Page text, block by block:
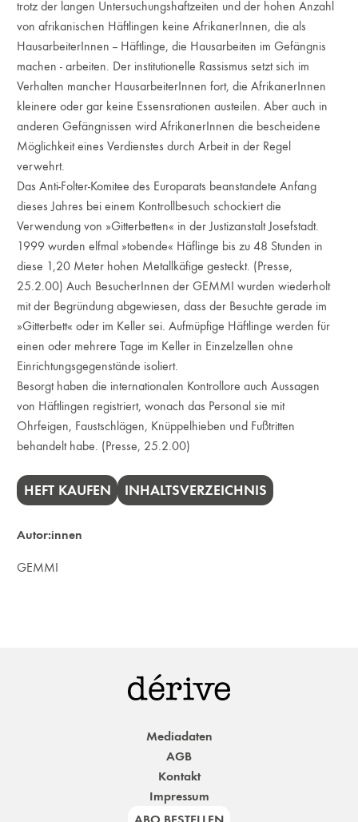
trotz der langen Untersuchungshaftzeiten und der hohen Anzahl
von afrikanischen Häftlingen keine AfrikanerInnen, die als
HausarbeiterInnen -- Häftlinge, die Hausarbeiten im Gefängnis
machen - arbeiten. Der institutionelle Rassismus setzt sich im
Verhalten mancher HausarbeiterInnen fort, die AfrikanerInnen
kleinere oder gar keine Essensrationen austeilen. Aber auch in
anderen Gefängnissen wird AfrikanerInnen die bescheidene
Möglichkeit eines Verdienstes durch Arbeit in der Regel
verwehrt.
Das Anti-Folter-Komitee des Europarats beanstandete Anfang
dieses Jahres bei einem Kontrollbesuch schockiert die
Verwendung von »Gitterbetten« in der Justizanstalt Josefstadt.
1999 wurden elfmal »tobende« Häflinge bis zu 48 Stunden in
diese 1,20 Meter hohen Metallkäfige gesteckt. (Presse,
25.2.00) Auch BesucherInnen der GEMMI wurden wiederholt
mit der Begründung abgewiesen, dass der Besuchte gerade im
»Gitterbett« oder im Keller sei. Aufmüpfige Häftlinge werden für
einen oder mehrere Tage im Keller in Einzelzellen ohne
Einrichtungsgegenstände isoliert.
Besorgt haben die internationalen Kontrollore auch Aussagen
von Häftlingen registriert, wonach das Personal sie mit
Ohrfeigen, Faustschlägen, Knüppelhieben und Fußtritten
behandelt habe. (Presse, 25.2.00)
HEFT KAUFEN INHALTSVERZEICHNIS
Autor:innen
GEMMI
Mediadaten
AGB
Kontakt
Impressum